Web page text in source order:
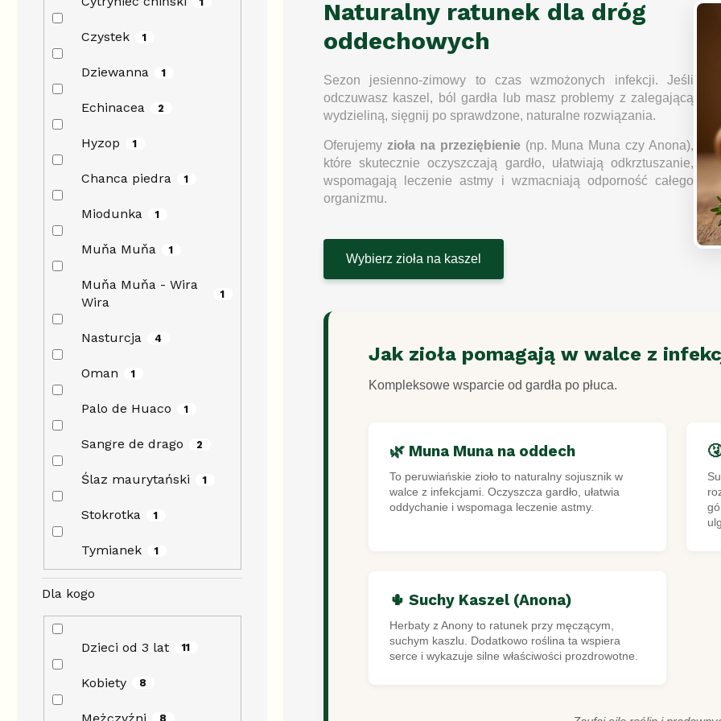
Czystek 1
Dziewanna 1
Echinacea 2
Hyzop 1
Chanca piedra 1
Miodunka 1
Muňa Muňa 1
Muňa Muňa - Wira
Wira
1
Nasturcja 4
Oman 1
Palo de Huaco 1
Sangre de drago 2
Ślaz maurytański 1
Stokrotka 1
Tymianek 1
Dla kogo
Dzieci od 3 lat 11
Kobiety 8
Mężczyźni 8
Naturalny ratunek dla dróg
oddechowych
Sezon jesienno-zimowy to czas wzmożonych infekcji. Jeśli
odczuwasz kaszel, ból gardła lub masz problemy z zalegającą
wydzieliną, sięgnij po sprawdzone, naturalne rozwiązania.
Oferujemy zioła na przeziębienie(np. Muna Muna czy Anona),
które skutecznie oczyszczają gardło, ułatwiają odkrztuszanie,
wspomagają leczenie astmy i wzmacniają odporność całego
organizmu.
Wybierz zioła na kaszel
Jak zioła pomagają w walce z
Kompleksowe wsparcie od gardła po płuca.
🌿 Muna Muna na oddech
To peruwiańskie zioło to naturalny sojusznik w
walce z infekcjami. Oczyszcza gardło, ułatwia
oddychanie i wspomaga leczenie astmy.
🌵 Suchy Kaszel (Anona)
Herbaty z Anony to ratunek przy męczącym,
suchym kaszlu. Dodatkowo roślina ta wspiera
serce i wykazuje silne właściwości prozdrowotne.